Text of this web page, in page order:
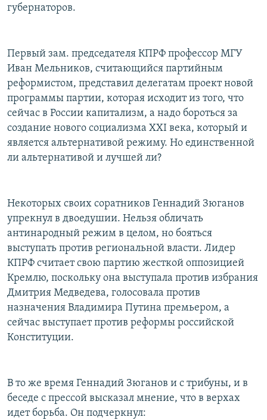
губернаторов.
Первый зам. председателя КПРФ профессор МГУ
Иван Мельников, считающийся партийным
реформистом, представил делегатам проект новой
программы партии, которая исходит из того, что
сейчас в России капитализм, а надо бороться за
создание нового социализма XXI века, который и
является альтернативой режиму. Но единственной
ли альтернативой и лучшей ли?
Некоторых своих соратников Геннадий Зюганов
упрекнул в двоедушии. Нельзя обличать
антинародный режим в целом, но бояться
выступать против региональной власти. Лидер
КПРФ считает свою партию жесткой оппозицией
Кремлю, поскольку она выступала против избрания
Дмитрия Медведева, голосовала против
назначения Владимира Путина премьером, а
сейчас выступает против реформы российской
Конституции.
В то же время Геннадий Зюганов и с трибуны, и в
беседе с прессой высказал мнение, что в верхах
идет борьба. Он подчеркнул: